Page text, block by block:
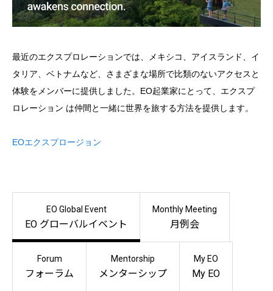
最近のエクスプロレーションでは、メキシコ、アイスランド、イ
タリア、ベトナムなど、さまざまな場所で比類のないアクセスと
体験をメンバーに提供しました。EO起業家にとって、エクスプ
ロレーション は仲間と一緒に世界を旅する方法を提供します。
EOエクスプロージョン
EO Global Event
EO グローバルイベント
Monthly Meeting
月例会
Forum
フォーラム
Mentorship
メンターシップ
My EO
My EO